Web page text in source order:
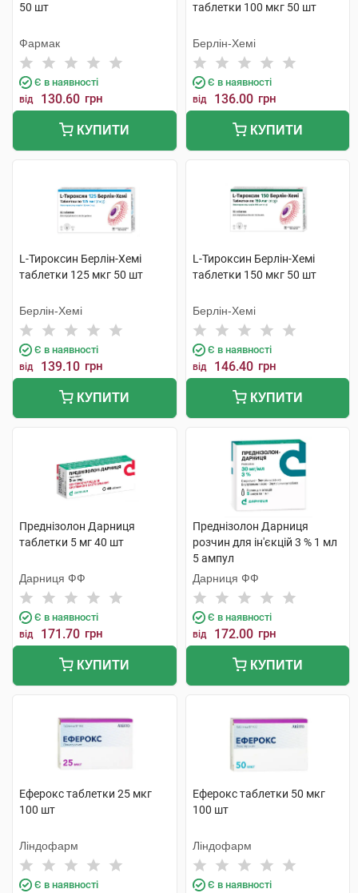
50 шт
Фармак
Є в наявності
від 130.60 грн
КУПИТИ
таблетки 100 мкг 50 шт
Берлін-Хемі
Є в наявності
від 136.00 грн
КУПИТИ
L-Тироксин Берлін-Хемі
таблетки 125 мкг 50 шт
Берлін-Хемі
Є в наявності
від 139.10 грн
КУПИТИ
L-Тироксин Берлін-Хемі
таблетки 150 мкг 50 шт
Берлін-Хемі
Є в наявності
від 146.40 грн
КУПИТИ
Преднізолон Дарниця
таблетки 5 мг 40 шт
Дарниця ФФ
Є в наявності
від 171.70 грн
КУПИТИ
Преднізолон Дарниця
розчин для ін'єкцій 3 % 1 мл
5 ампул
Дарниця ФФ
Є в наявності
від 172.00 грн
КУПИТИ
Еферокс таблетки 25 мкг
100 шт
Ліндофарм
Є в наявності
Еферокс таблетки 50 мкг
100 шт
Ліндофарм
Є в наявності